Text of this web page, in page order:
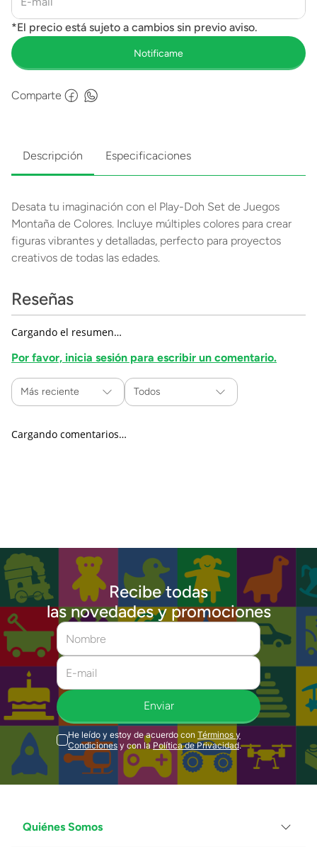
Comparte
Descripción Especificaciones
Desata tu imaginación con el Play-Doh Set de Juegos
Montaña de Colores. Incluye múltiples colores para crear
figuras vibrantes y detalladas, perfecto para proyectos
creativos de todas las edades.
Reseñas
Cargando el resumen…
Por favor, inicia sesión para escribir un comentario.
Más reciente Todos
Cargando comentarios…
Recibe todas
las novedades y promociones
Enviar
He leído y estoy de acuerdo con Términos y
Condiciones y con la Política de Privacidad.
Quiénes Somos